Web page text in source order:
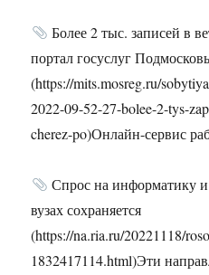
Более 2 тыс. записей в
портал госуслуг
(https://mits.mosreg.ru/
2022-09-52-27-bolee-2-tys-
cherez-po)Онлайн-сервис
Спрос на информатику
вузах сохраняется
(https://na.ria.ru/20221118/
1832417114.html)Эти